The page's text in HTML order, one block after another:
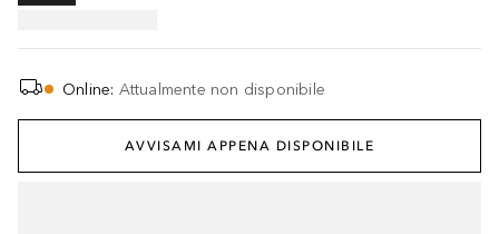
Online: Attualmente non disponibile
AVVISAMI APPENA DISPONIBILE